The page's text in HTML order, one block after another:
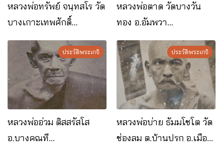
หลวงพ่อทรัพย์ จนฺทสโร วัด
บางเกาะเทพศักดิ์
อ.อัมพวา จ.สมุทรสงคราม
หลวงพ่อตาด วัดบางวัน
ทอง อ.อัมพวา
จ.สมุทรสงคราม
ประวัติพระเกจิ
หลวงพ่ออ่วม ติสสรัสโส
อ.บางคณที
ประวัติพระเกจิ
หลวงพ่อบ่าย ธัมมโชโต วัด
ช่องลม ต.บ้านปรก อ.เมือง